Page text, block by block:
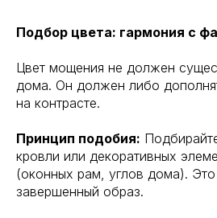
Подбор цвета: гармония с
Цвет мощения не должен
дома. Он должен либо
на контрасте.
Принцип подобия:
кровли или декоративных
(оконных рам, углов дома).
завершенный образ.